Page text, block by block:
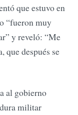
que estuvo en
“fueron muy
y reveló: “Me
que después se
al gobierno
militar